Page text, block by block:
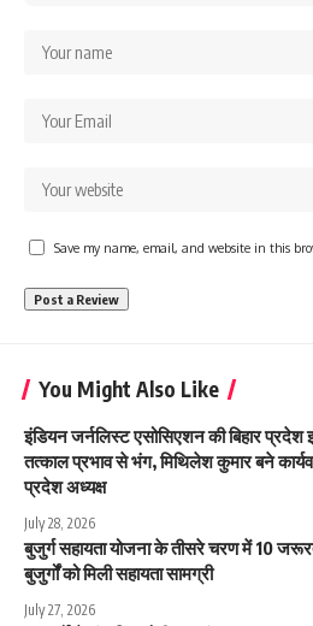
Save my name, email, and website in this
You Might Also Like
इंडियन जर्नलिस्ट एसोसिएशन की बिहार प्रदेश
तत्काल प्रभाव से भंग, मिथिलेश कुमार बने
प्रदेश अध्यक्ष
July 28, 2026
बुजुर्ग सहायता योजना के तीसरे चरण में 10
बुजुर्गों को मिली सहायता सामग्री
July 27, 2026